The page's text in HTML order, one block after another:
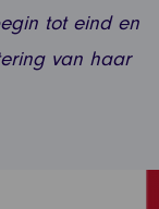
tot eind en
van haar